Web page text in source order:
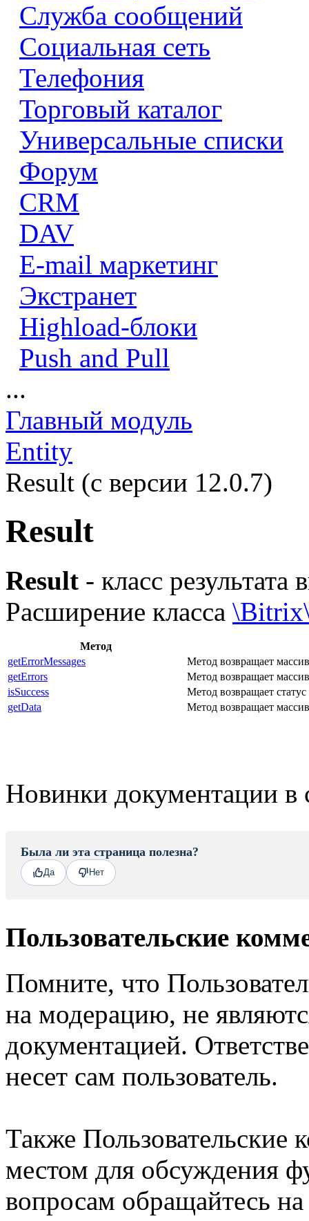
Служба сообщений
Социальная сеть
Телефония
Торговый каталог
Универсальные списки
Форум
CRM
DAV
E-mail маркетинг
Экстранет
Highload-блоки
Push and Pull
...
Главный модуль
Entity
Result (с версии 12.0.7)
Result
Result - класс
Расширение класса
Метод
getErrorMessages
Метод возвращает
getErrors
Метод возвращает
isSuccess
Метод возвращает статус
getData
Метод возвращает
Новинки документации в
Была ли эта страница полезна?
Да Нет
Пользовательские
Помните, что
на модерацию, не
документацией.
несет сам пользователь.
Также Пользовательские
местом для обсуждения
вопросам обращайтесь